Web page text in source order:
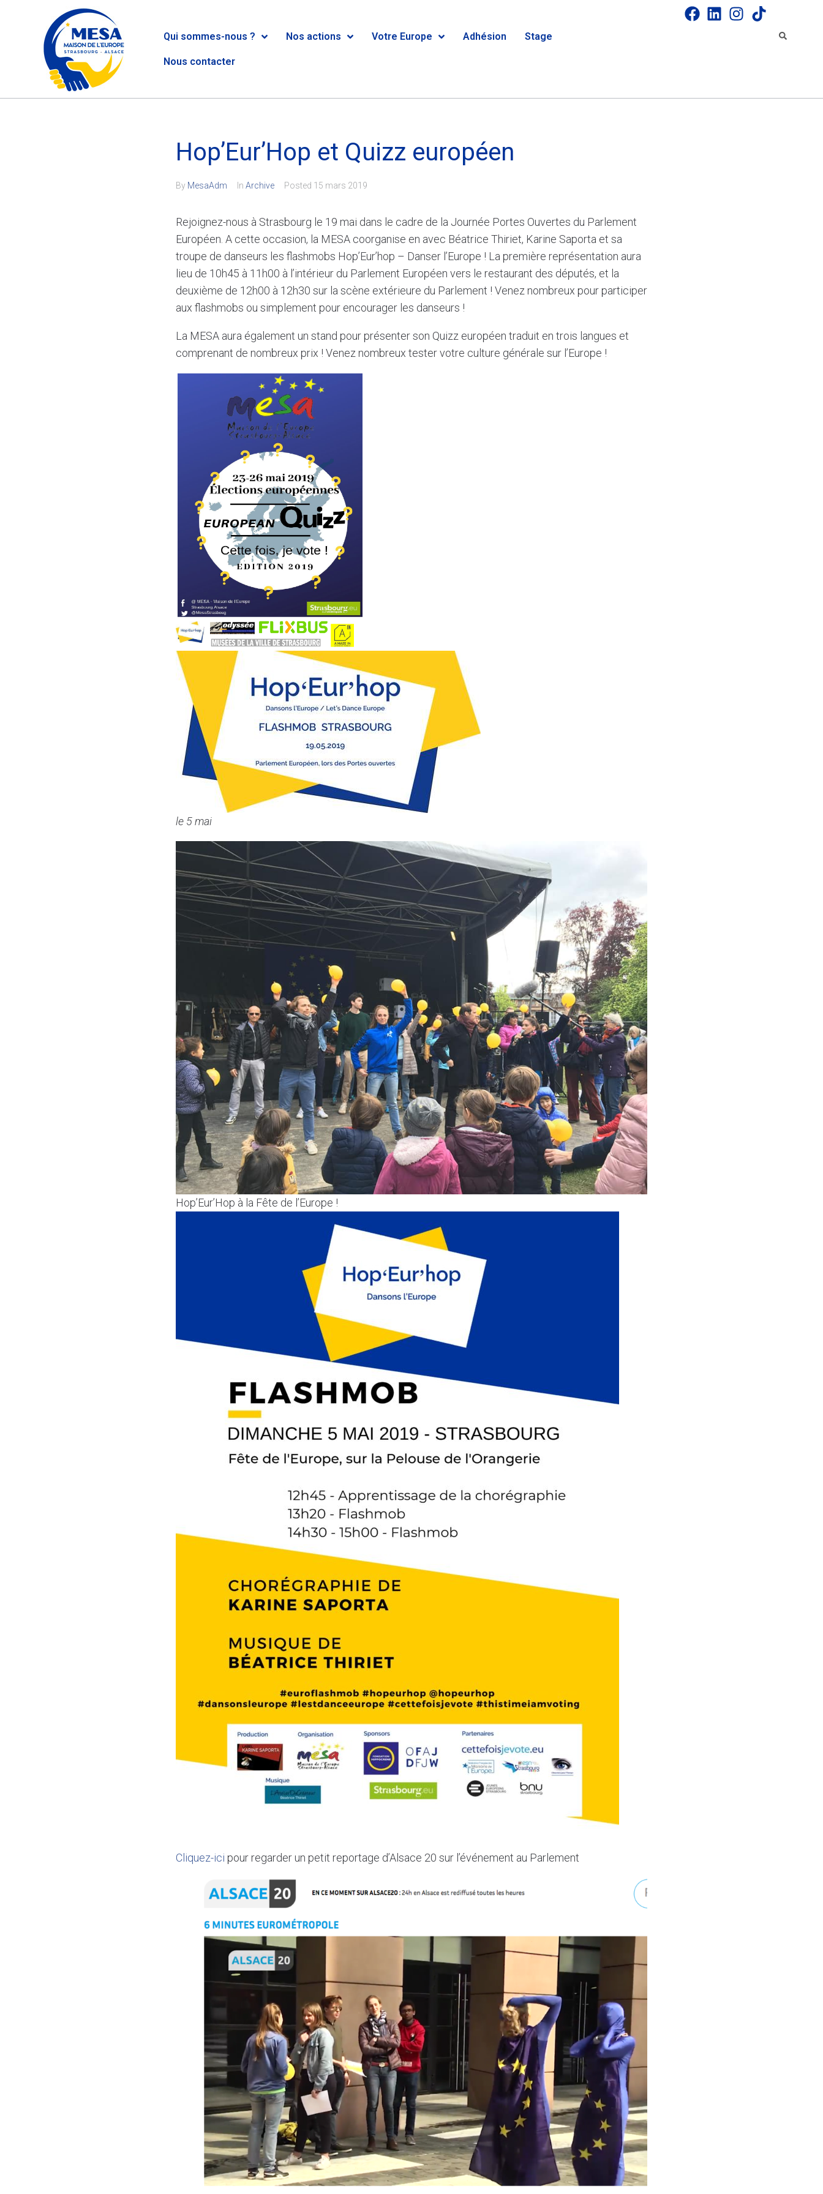
Qui sommes-nous ? Nos actions Votre Europe Adhésion Stage
Nous contacter
Hop’Eur’Hop et Quizz européen
By MesaAdm In Archive Posted 15 mars 2019
Rejoignez-nous à Strasbourg le 19 mai dans le cadre de la Journée Portes Ouvertes du Parlement
Européen. A cette occasion, la MESA coorganise en avec Béatrice Thiriet, Karine Saporta et sa
troupe de danseurs les flashmobs Hop’Eur’hop – Danser l’Europe ! La première représentation aura
lieu de 10h45 à 11h00 à l’intérieur du Parlement Européen vers le restaurant des députés, et la
deuxième de 12h00 à 12h30 sur la scène extérieure du Parlement ! Venez nombreux pour participer
aux flashmobs ou simplement pour encourager les danseurs !
La MESA aura également un stand pour présenter son Quizz européen traduit en trois langues et
comprenant de nombreux prix ! Venez nombreux tester votre culture générale sur l’Europe !
le 5 mai
Hop’Eur’Hop à la Fête de l’Europe !
Cliquez-ici pour regarder un petit reportage d’Alsace 20 sur l’événement au Parlement